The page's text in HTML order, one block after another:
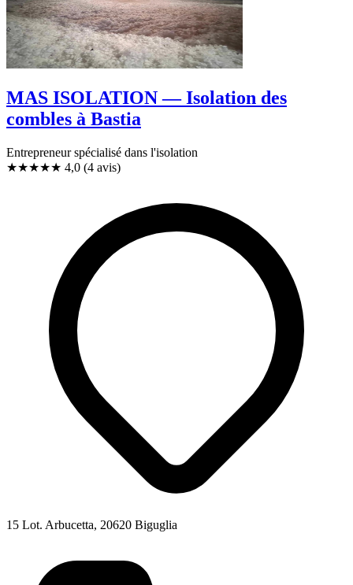
MAS ISOLATION — Isolation des
combles à Bastia
Entrepreneur spécialisé dans l'isolation
★★★★★ 4,0 (4 avis)
15 Lot. Arbucetta, 20620 Biguglia